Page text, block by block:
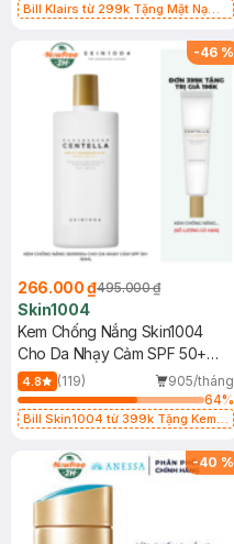
Bill Klairs từ 299k Tặng Mặt Nạ
25ml (SL Có Hạn)
-46 %
266.000 ₫495.000 ₫
Skin1004
Kem Chống Nắng Skin1004
Cho Da Nhạy Cảm SPF 50+
50ml
4.8 (119)
905/tháng
64%
Bill Skin1004 từ 399k Tặng Kem
SPF 50+ 20ml (SL Có Hạn)
-40 %